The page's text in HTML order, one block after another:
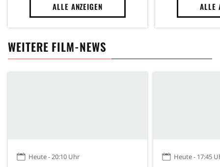
ALLE ANZEIGEN ALLE
WEITERE FILM-NEWS
Heute - 20:10 Uhr Heute - 17:45